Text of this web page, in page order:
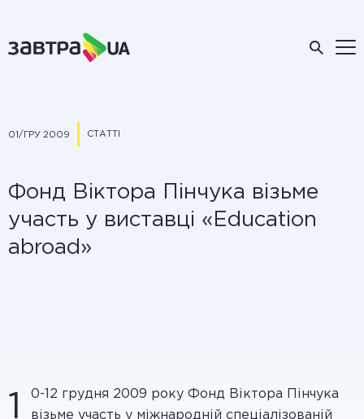
01/ГРУ 2009 СТАТТІ
Фонд Віктора Пінчука візьме
участь у виставці «Education
abroad»
1
0-12 грудня 2009 року Фонд Віктора Пінчука
візьме участь у міжнародній спеціалізованій